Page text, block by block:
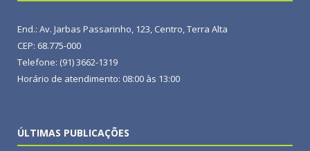
End.: Av. Jarbas Passarinho, 123, Centro, Terra Alta
CEP: 68.775-000
Telefone: (91) 3662-1319
Horário de atendimento: 08:00 às 13:00
ÚLTIMAS PUBLICAÇÕES